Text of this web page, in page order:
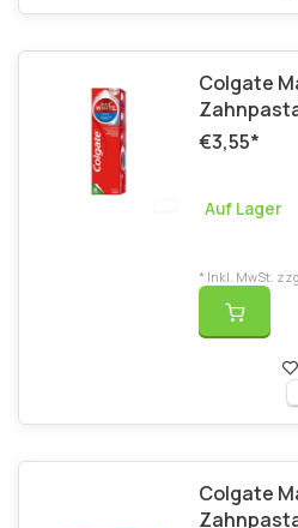
Colgate
€3,55*
Auf Lager
* Inkl. MwSt.
Colgate